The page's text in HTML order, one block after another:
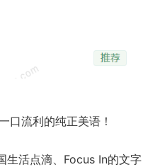
口流利的纯正美语！
生活点滴、Focus In的文字